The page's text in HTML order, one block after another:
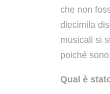
che non
diecimila
musicali si
poiché
Qual è